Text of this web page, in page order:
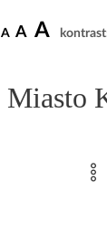
A A A
Miasto